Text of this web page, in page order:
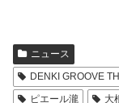
ニュース
DENKI GROOVE
ピエール瀧
大